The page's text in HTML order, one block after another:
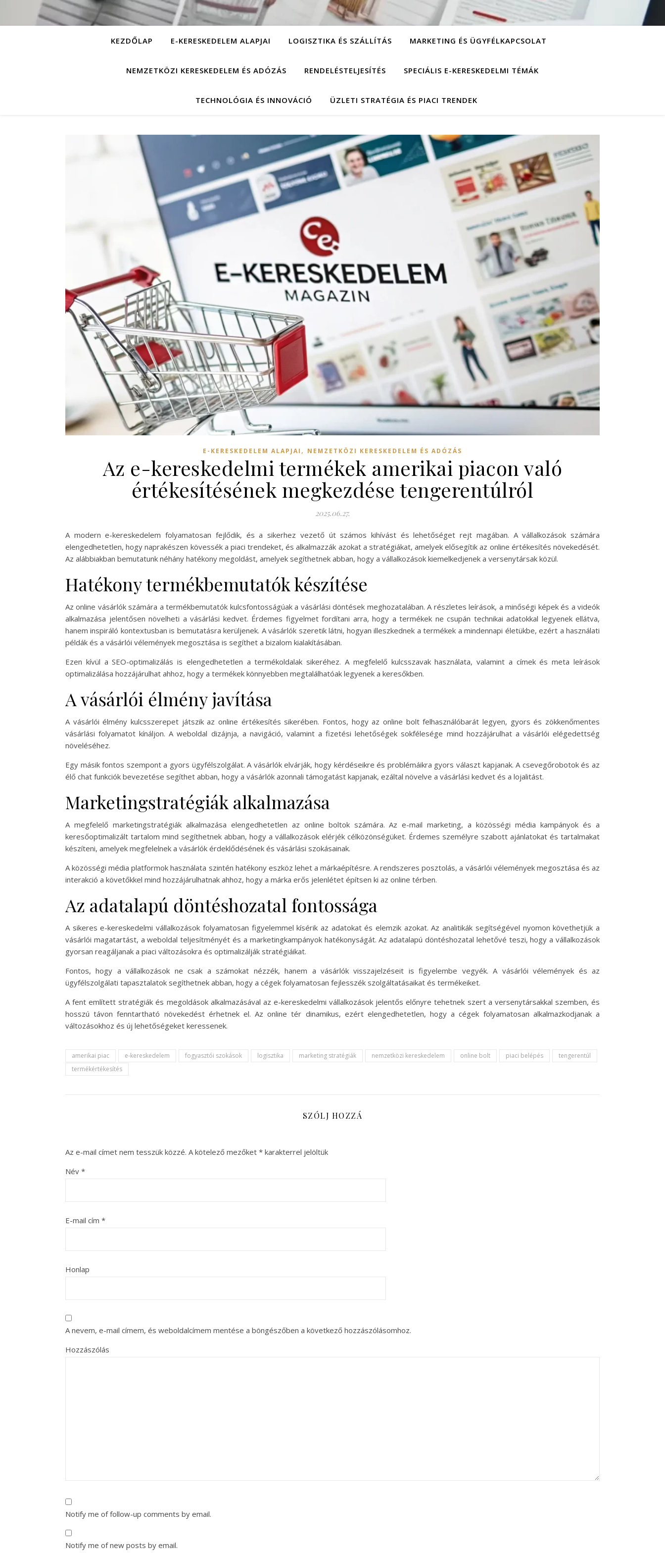
KEZDŐLAP E-KERESKEDELEM ALAPJAI LOGISZTIKA ÉS SZÁLLÍTÁS MARKETING ÉS ÜGYFÉLKAPCSOLAT
NEMZETKÖZI KERESKEDELEM ÉS ADÓZÁS RENDELÉSTELJESÍTÉS SPECIÁLIS E-KERESKEDELMI TÉMÁK
TECHNOLÓGIA ÉS INNOVÁCIÓ ÜZLETI STRATÉGIA ÉS PIACI TRENDEK
E-KERESKEDELEM ALAPJAI , NEMZETKÖZI KERESKEDELEM ÉS ADÓZÁS
Az e-kereskedelmi termékek amerikai piacon való
értékesítésének megkezdése tengerentúlról
2025.06.27.
A modern e-kereskedelem folyamatosan fejlődik, és a sikerhez vezető út számos kihívást és lehetőséget rejt magában. A vállalkozások számára
elengedhetetlen, hogy naprakészen kövessék a piaci trendeket, és alkalmazzák azokat a stratégiákat, amelyek elősegítik az online értékesítés növekedését.
Az alábbiakban bemutatunk néhány hatékony megoldást, amelyek segíthetnek abban, hogy a vállalkozások kiemelkedjenek a versenytársak közül.
Hatékony termékbemutatók készítése
Az online vásárlók számára a termékbemutatók kulcsfontosságúak a vásárlási döntések meghozatalában. A részletes leírások, a minőségi képek és a videók
alkalmazása jelentősen növelheti a vásárlási kedvet. Érdemes figyelmet fordítani arra, hogy a termékek ne csupán technikai adatokkal legyenek ellátva,
hanem inspiráló kontextusban is bemutatásra kerüljenek. A vásárlók szeretik látni, hogyan illeszkednek a termékek a mindennapi életükbe, ezért a használati
példák és a vásárlói vélemények megosztása is segíthet a bizalom kialakításában.
Ezen kívül a SEO-optimalizálás is elengedhetetlen a termékoldalak sikeréhez. A megfelelő kulcsszavak használata, valamint a címek és meta leírások
optimalizálása hozzájárulhat ahhoz, hogy a termékek könnyebben megtalálhatóak legyenek a keresőkben.
A vásárlói élmény javítása
A vásárlói élmény kulcsszerepet játszik az online értékesítés sikerében. Fontos, hogy az online bolt felhasználóbarát legyen, gyors és zökkenőmentes
vásárlási folyamatot kínáljon. A weboldal dizájnja, a navigáció, valamint a fizetési lehetőségek sokfélesége mind hozzájárulhat a vásárlói elégedettség
növeléséhez.
Egy másik fontos szempont a gyors ügyfélszolgálat. A vásárlók elvárják, hogy kérdéseikre és problémáikra gyors választ kapjanak. A csevegőrobotok és az
élő chat funkciók bevezetése segíthet abban, hogy a vásárlók azonnali támogatást kapjanak, ezáltal növelve a vásárlási kedvet és a lojalitást.
Marketingstratégiák alkalmazása
A megfelelő marketingstratégiák alkalmazása elengedhetetlen az online boltok számára. Az e-mail marketing, a közösségi média kampányok és a
keresőoptimalizált tartalom mind segíthetnek abban, hogy a vállalkozások elérjék célközönségüket. Érdemes személyre szabott ajánlatokat és tartalmakat
készíteni, amelyek megfelelnek a vásárlók érdeklődésének és vásárlási szokásainak.
A közösségi média platformok használata szintén hatékony eszköz lehet a márkaépítésre. A rendszeres posztolás, a vásárlói vélemények megosztása és az
interakció a követőkkel mind hozzájárulhatnak ahhoz, hogy a márka erős jelenlétet építsen ki az online térben.
Az adatalapú döntéshozatal fontossága
A sikeres e-kereskedelmi vállalkozások folyamatosan figyelemmel kísérik az adatokat és elemzik azokat. Az analitikák segítségével nyomon követhetjük a
vásárlói magatartást, a weboldal teljesítményét és a marketingkampányok hatékonyságát. Az adatalapú döntéshozatal lehetővé teszi, hogy a vállalkozások
gyorsan reagáljanak a piaci változásokra és optimalizálják stratégiáikat.
Fontos, hogy a vállalkozások ne csak a számokat nézzék, hanem a vásárlók visszajelzéseit is figyelembe vegyék. A vásárlói vélemények és az
ügyfélszolgálati tapasztalatok segíthetnek abban, hogy a cégek folyamatosan fejlesszék szolgáltatásaikat és termékeiket.
A fent említett stratégiák és megoldások alkalmazásával az e-kereskedelmi vállalkozások jelentős előnyre tehetnek szert a versenytársakkal szemben, és
hosszú távon fenntartható növekedést érhetnek el. Az online tér dinamikus, ezért elengedhetetlen, hogy a cégek folyamatosan alkalmazkodjanak a
változásokhoz és új lehetőségeket keressenek.
amerikai piac e-kereskedelem fogyasztói szokások logisztika marketing stratégiák nemzetközi kereskedelem online bolt piaci belépés
tengerentúl
termékértékesítés
SZÓLJ HOZZÁ
Az e-mail címet nem tesszük közzé. A kötelező mezőket * karakterrel jelöltük
Név *
E-mail cím *
Honlap
A nevem, e-mail címem, és weboldalcímem mentése a böngészőben a következő hozzászólásomhoz.
Hozzászólás
Notify me of follow-up comments by email.
Notify me of new posts by email.